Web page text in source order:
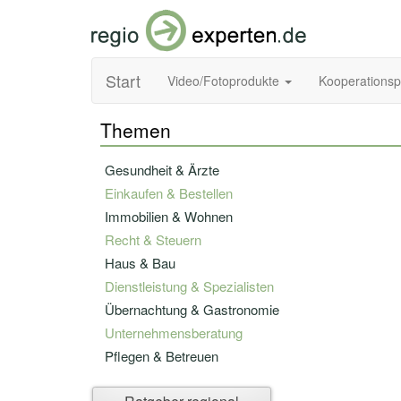
Start Video/Fotoprodukte
Themen
Gesundheit & Ärzte
Einkaufen & Bestellen
Immobilien & Wohnen
Recht & Steuern
Haus & Bau
Dienstleistung & Spezialisten
Übernachtung & Gastronomie
Unternehmensberatung
Pflegen & Betreuen